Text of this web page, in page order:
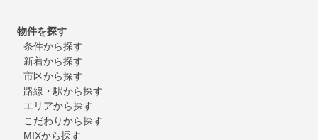
物件を探す
条件から探す
新着から探す
市区から探す
路線・駅から探す
エリアから探す
こだわりから探す
MIXから探す